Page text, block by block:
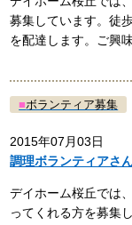
募集しています。徒
を配達します。ご興
■ボランティア募集
2015年07月03日
調理ボランティアさ
デイホーム桜丘では
ってくれる方を募集